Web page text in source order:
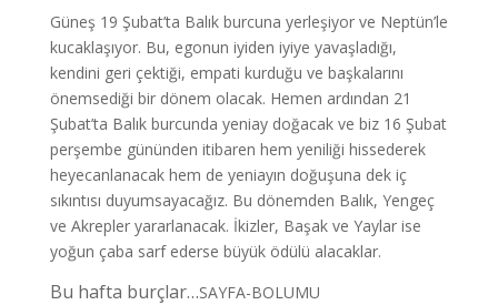
Güneş 19 Şubat’ta Balık burcuna yerleşiyor ve Neptün’le
kucaklaşıyor. Bu, egonun iyiden iyiye yavaşladığı,
kendini geri çektiği, empati kurduğu ve başkalarını
önemsediği bir dönem olacak. Hemen ardından 21
Şubat’ta Balık burcunda yeniay doğacak ve biz 16 Şubat
perşembe gününden itibaren hem yeniliği hissederek
heyecanlanacak hem de yeniayın doğuşuna dek iç
sıkıntısı duyumsayacağız. Bu dönemden Balık, Yengeç
ve Akrepler yararlanacak. İkizler, Başak ve Yaylar ise
yoğun çaba sarf ederse büyük ödülü alacaklar.
Bu hafta burçlar…SAYFA-BOLUMU